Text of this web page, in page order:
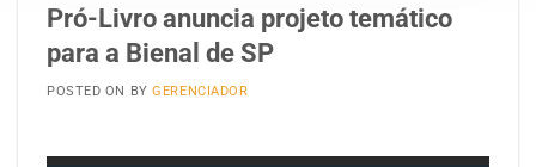
Pró-Livro anuncia projeto temático
para a Bienal de SP
POSTED ON BYGERENCIADOR